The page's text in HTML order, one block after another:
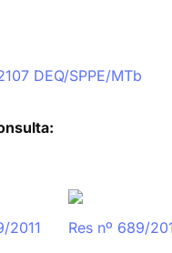
DEQ/SPPE/MTb
2011 Res nº 689/